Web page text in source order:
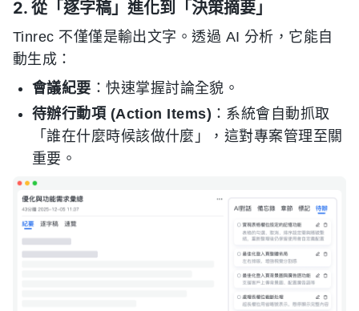
2. 從「逐字稿」進化到「決策摘要」
Tinrec 不僅僅是輸出文字。透過 AI 分析，它能自
動生成：
會議紀要 ：快速掌握討論全貌。
待辦行動項 (Action Items) ：系統會自動抓取
「誰在什麼時候該做什麼」，這對專案管理至關
重要。